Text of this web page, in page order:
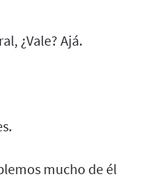
¿Vale? Ajá.
mucho de él